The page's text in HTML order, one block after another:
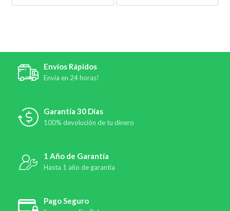
Envíos Rápidos
Envía en 24 horas!
Garantía 30 Días
100% devolución de tu dinero
1 Año de Garantía
Hasta 1 año de garantía
Pago Seguro